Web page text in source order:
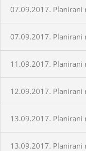
07.09.2017. Planirani
07.09.2017. Planirani
11.09.2017. Planirani
12.09.2017. Planirani
13.09.2017. Planirani
13.09.2017. Planirani